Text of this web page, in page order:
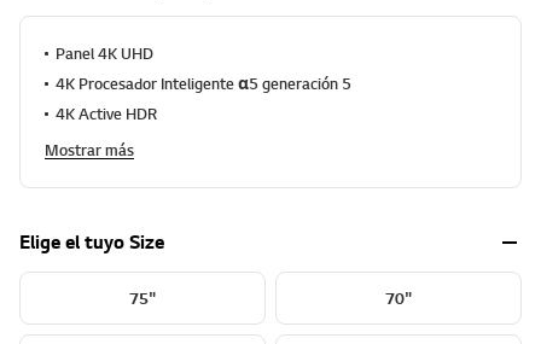
Panel 4K UHD
4K Procesador Inteligente α5 generación 5
4K Active HDR
Mostrar más
Elige el tuyo Size
75" 70"